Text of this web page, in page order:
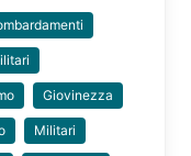
Giovinezza
Militari